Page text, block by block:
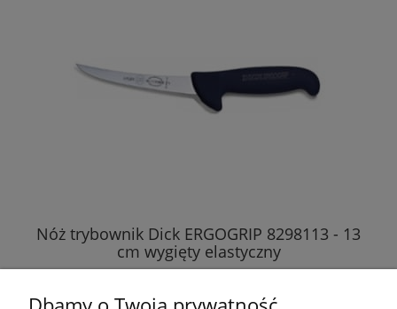
Nóż trybownik Dick ERGOGRIP 8298113 - 13
cm wygięty elastyczny
39,98 zł